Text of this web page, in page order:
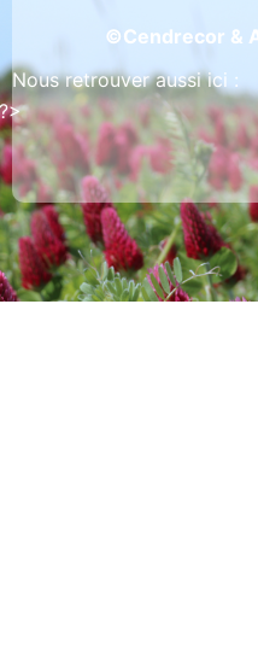
©Cendrecor &
Nous retrouver aussi ici :